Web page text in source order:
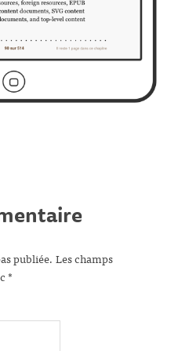
publiée. Les champs
*